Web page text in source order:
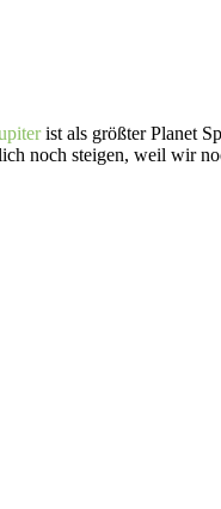
ist als größter Planet
noch steigen, weil wir